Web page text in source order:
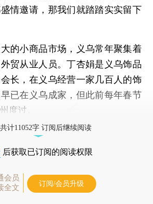
情邀请，那我们就踏踏实实留下
小商品市场，义乌常年聚集着
贸从业人员。丁杏娟是义乌饰品
长，在义乌经营一家几百人的饰
已在义乌成家，但此前每年春节
度过。
计11052字 订阅后继续阅读
后获取已订阅的阅读权限
会员
全文
订阅/会员升级